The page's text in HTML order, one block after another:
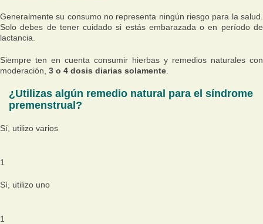
Generalmente su consumo no representa ningún riesgo para la salud.
Solo debes de tener cuidado si estás embarazada o en período de
lactancia.
Siempre ten en cuenta consumir hierbas y remedios naturales con
moderación, 3 o 4 dosis diarias solamente
¿Utilizas algún remedio natural para el síndrome
premenstrual?
Sí, utilizo varios
1
Sí, utilizo uno
1